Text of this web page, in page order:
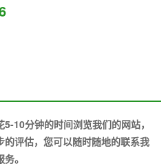
10分钟的时间浏览我们的网站，
评估，您可以随时随地的联系我
。